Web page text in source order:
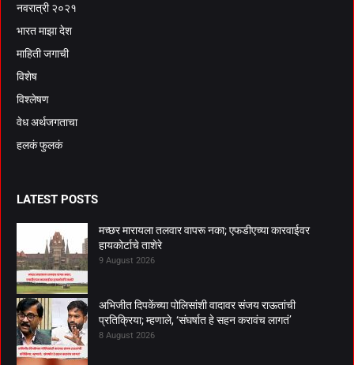
नवरात्री २०२१
भारत माझा देश
माहिती जगाची
विशेष
विश्लेषण
वेध अर्थजगताचा
हलकं फुलकं
LATEST POSTS
मच्छर मारायला तलवार वापरू नका; एफडीएच्या कारवाईवर
हायकोर्टाचे ताशेरे
9 August 2026
अभिजीत दिपकेंच्या पोलिसांशी वादावर संजय राऊतांची
प्रतिक्रिया; म्हणाले, ‘संघर्षात हे सहन करावंच लागतं’
8 August 2026